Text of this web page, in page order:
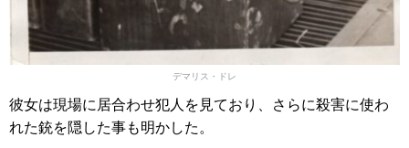
デマリス・ドレ
彼女は現場に居合わせ犯人を見ており、さらに殺害に使わ
れた銃を隠した事も明かした。